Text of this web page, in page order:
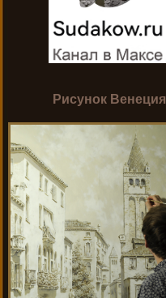
Рисунок Венеция